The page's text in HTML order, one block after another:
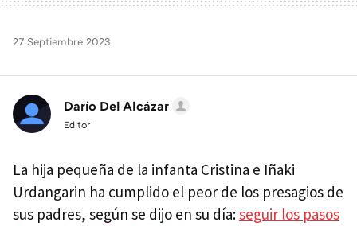
27 Septiembre 2023
Darío Del Alcázar
Editor
La hija pequeña de la infanta Cristina e Iñaki
Urdangarin ha cumplido el peor de los presagios de
sus padres, según se dijo en su día:seguir los pasos